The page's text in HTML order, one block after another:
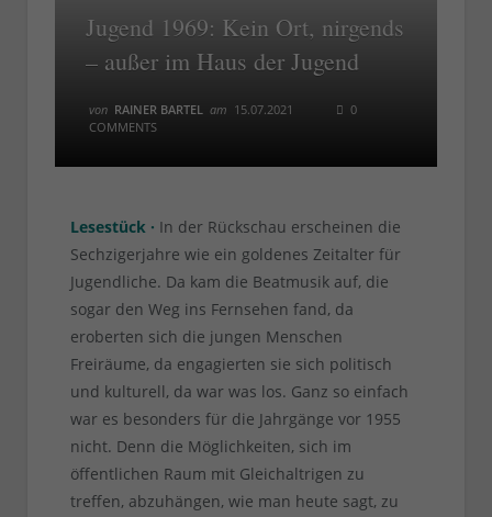
Jugend 1969: Kein Ort, nirgends
– außer im Haus der Jugend
von RAINER BARTEL am 15.07.2021
0
COMMENTS
Lesestück · In der Rückschau erscheinen die
Sechzigerjahre wie ein goldenes Zeitalter für
Jugendliche. Da kam die Beatmusik auf, die
sogar den Weg ins Fernsehen fand, da
eroberten sich die jungen Menschen
Freiräume, da engagierten sie sich politisch
und kulturell, da war was los. Ganz so einfach
war es besonders für die Jahrgänge vor 1955
nicht. Denn die Möglichkeiten, sich im
öffentlichen Raum mit Gleichaltrigen zu
treffen, abzuhängen, wie man heute sagt, zu